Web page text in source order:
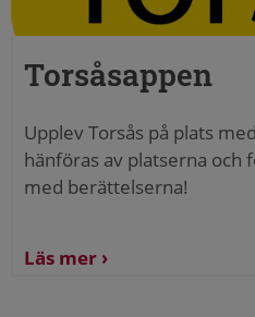
Torsåsappen
Upplev Torsås på plats
hänföras av platserna och
med berättelserna!
Läs mer